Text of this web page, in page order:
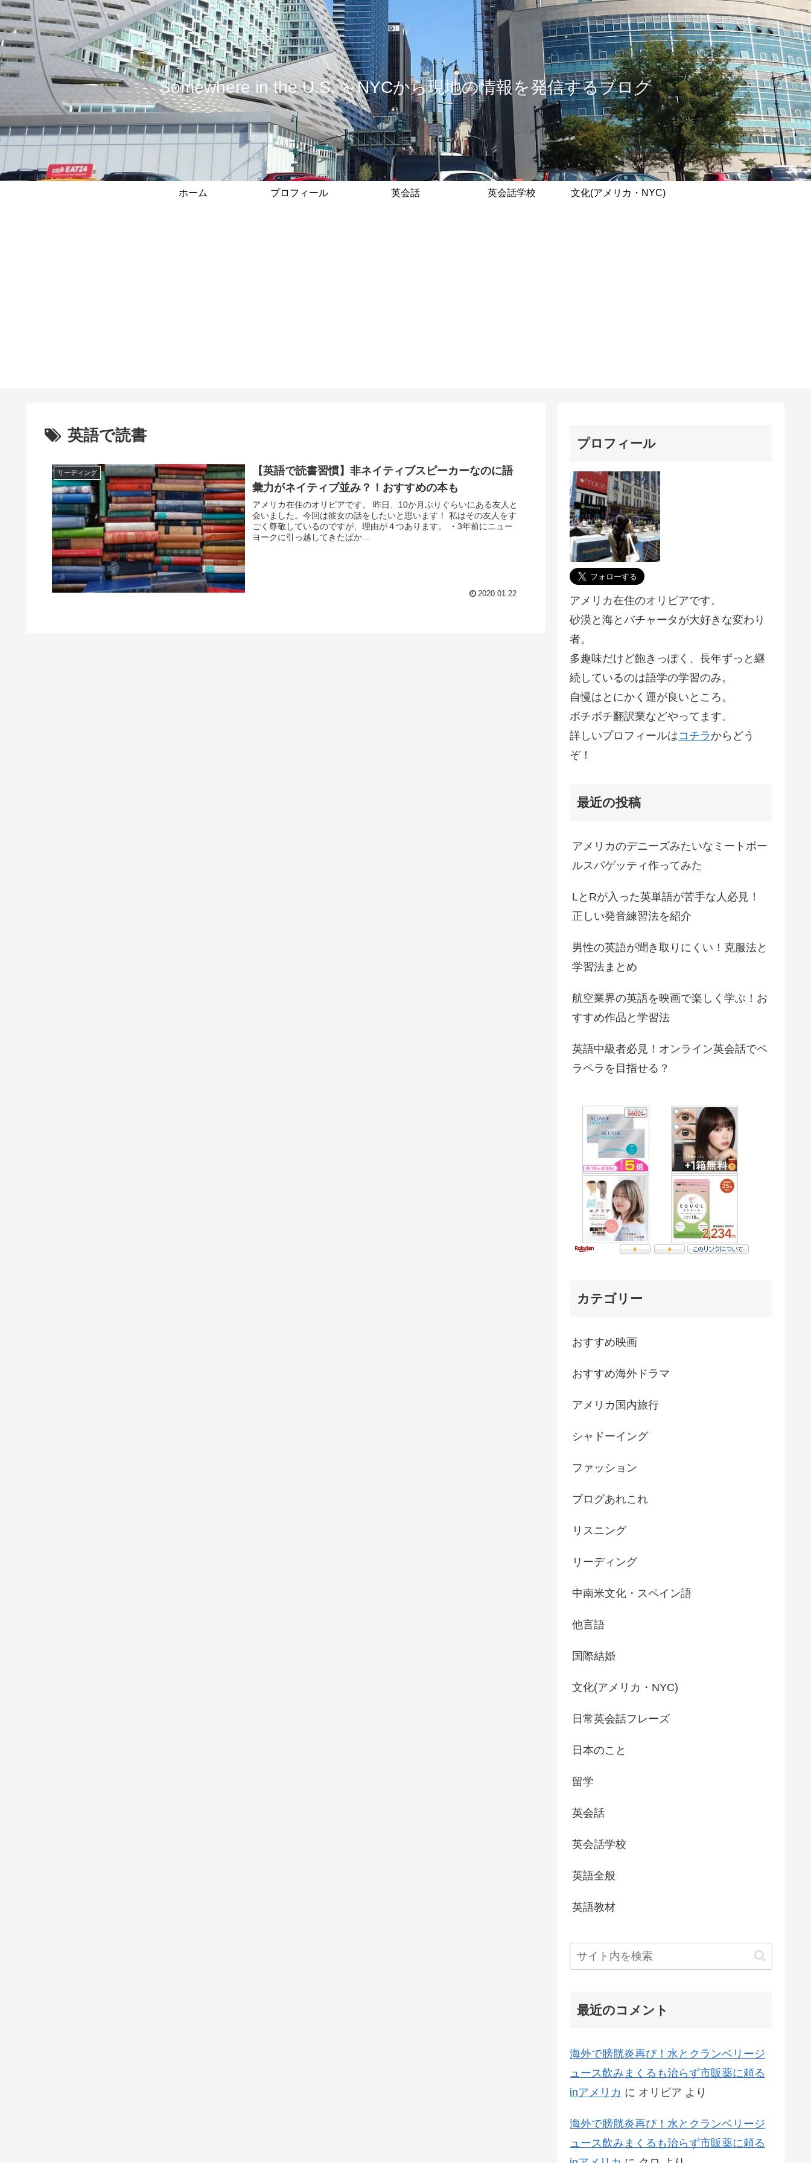
Somewhere in the U.S. ～NYCから現地の情報を発信するブログ
ホーム プロフィール 英会話 英会話学校 文化(アメリカ・NYC)
英語で読書
リーディング
【英語で読書習慣】非ネイティブスピーカーなのに語
彙力がネイティブ並み？！おすすめの本も
アメリカ在住のオリビアです。 昨日、10か月ぶりぐらいにある友人と
会いました。今回は彼女の話をしたいと思います！ 私はその友人をす
ごく尊敬しているのですが、理由が４つあります。 ・3年前にニュー
ヨークに引っ越してきたばか...
2020.01.22
プロフィール
アメリカ在住のオリビアです。
砂漠と海とバチャータが大好きな変わり
者。
多趣味だけど飽きっぽく、長年ずっと継
続しているのは語学の学習のみ。
自慢はとにかく運が良いところ。
ボチボチ翻訳業などやってます。
詳しいプロフィールはコチラ からどう
ぞ！
最近の投稿
アメリカのデニーズみたいなミートボー
ルスパゲッティ作ってみた
LとRが入った英単語が苦手な人必見！
正しい発音練習法を紹介
男性の英語が聞き取りにくい！克服法と
学習法まとめ
航空業界の英語を映画で楽しく学ぶ！お
すすめ作品と学習法
英語中級者必見！オンライン英会話でペ
ラペラを目指せる？
カテゴリー
おすすめ映画
おすすめ海外ドラマ
アメリカ国内旅行
シャドーイング
ファッション
ブログあれこれ
リスニング
リーディング
中南米文化・スペイン語
他言語
国際結婚
文化(アメリカ・NYC)
日常英会話フレーズ
日本のこと
留学
英会話
英会話学校
英語全般
英語教材
最近のコメント
海外で膀胱炎再び！水とクランベリージ
ュース飲みまくるも治らず市販薬に頼る
inアメリカ に オリビア より
海外で膀胱炎再び！水とクランベリージ
ュース飲みまくるも治らず市販薬に頼る